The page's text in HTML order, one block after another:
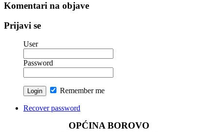
Komentari na objave
Prijavi se
User
Password
Remember me
Recover password
OPĆINA BOROVO